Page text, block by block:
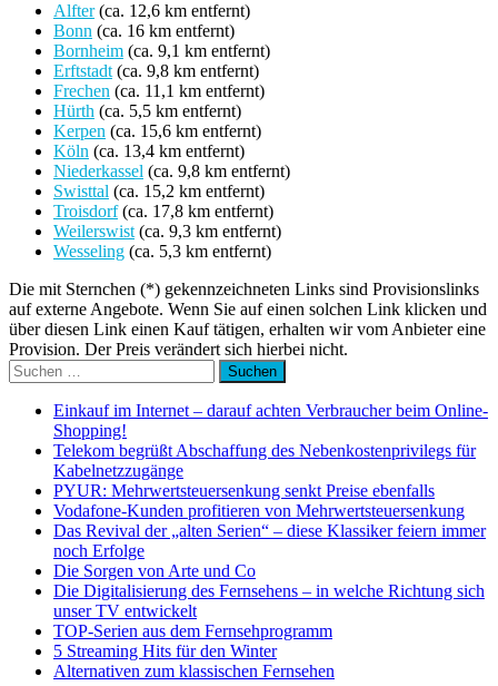
Alfter(ca. 12,6 km entfernt)
Bonn (ca. 16 km entfernt)
Bornheim (ca. 9,1 km entfernt)
Erftstadt(ca. 9,8 km entfernt)
Frechen (ca. 11,1 km entfernt)
Hürth (ca. 5,5 km entfernt)
Kerpen (ca. 15,6 km entfernt)
Köln (ca. 13,4 km entfernt)
Niederkassel (ca. 9,8 km entfernt)
Swisttal (ca. 15,2 km entfernt)
Troisdorf(ca. 17,8 km entfernt)
Weilerswist(ca. 9,3 km entfernt)
Wesseling (ca. 5,3 km entfernt)
Die mit Sternchen (*) gekennzeichneten Links sind Provisionslinks
auf externe Angebote. Wenn Sie auf einen solchen Link klicken und
über diesen Link einen Kauf tätigen, erhalten wir vom Anbieter eine
Provision. Der Preis verändert sich hierbei nicht.
Suchen
nach:
Einkauf im Internet – darauf achten Verbraucher beim Online-
Shopping!
Telekom begrüßt Abschaffung des Nebenkostenprivilegs für
Kabelnetzzugänge
PYUR: Mehrwertsteuersenkung senkt Preise ebenfalls
Vodafone-Kunden profitieren von Mehrwertsteuersenkung
Das Revival der „alten Serien“ – diese Klassiker feiern immer
noch Erfolge
Die Sorgen von Arte und Co
Die Digitalisierung des Fernsehens – in welche Richtung sich
unser TV entwickelt
TOP-Serien aus dem Fernsehprogramm
5 Streaming Hits für den Winter
Alternativen zum klassischen Fernsehen